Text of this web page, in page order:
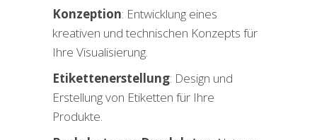
Konzeption: Entwicklung eines
kreativen und technischen Konzepts für
Ihre Visualisierung.
Etikettenerstellung: Design und
Erstellung von Etiketten für Ihre
Produkte.